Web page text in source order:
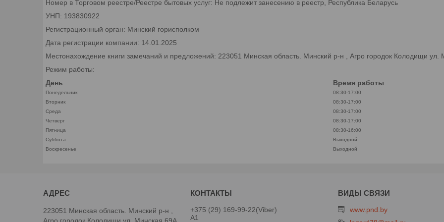
Номер в Торговом реестре/Реестре бытовых услуг: Не подлежит занесению в реестр, Республика Беларусь
УНП: 193830922
Регистрационный орган: Минский горисполком
Дата регистрации компании: 14.01.2025
Местонахождение книги замечаний и предложений: 223051 Минская область. Минский р-н , Агро городок Колодищи ул.
Режим работы:
День
Время работы
Понедельник
08:30-17:00
Вторник
08:30-17:00
Среда
08:30-17:00
Четверг
08:30-17:00
Пятница
08:30-16:00
Суббота
Выходной
Воскресенье
Выходной
223051 Минская область. Минский р-н ,
+375 (29) 169-99-22 Viber
А1
www.pnd.by